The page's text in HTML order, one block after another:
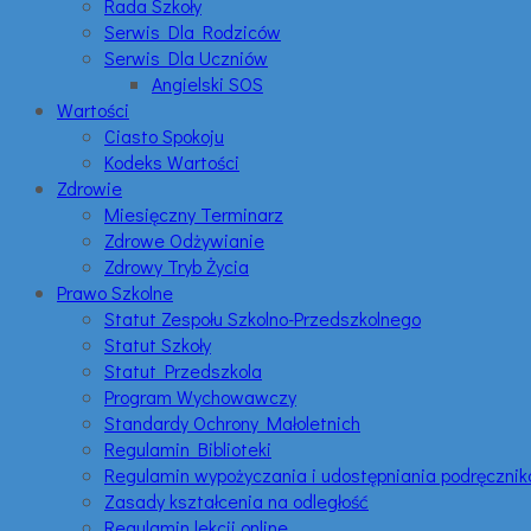
Rada Szkoły
Serwis Dla Rodziców
Serwis Dla Uczniów
Angielski SOS
Wartości
Ciasto Spokoju
Kodeks Wartości
Zdrowie
Miesięczny Terminarz
Zdrowe Odżywianie
Zdrowy Tryb Życia
Prawo Szkolne
Statut Zespołu Szkolno-Przedszkolnego
Statut Szkoły
Statut Przedszkola
Program Wychowawczy
Standardy Ochrony Małoletnich
Regulamin Biblioteki
Regulamin wypożyczania i udostępniania
Zasady kształcenia na odległość